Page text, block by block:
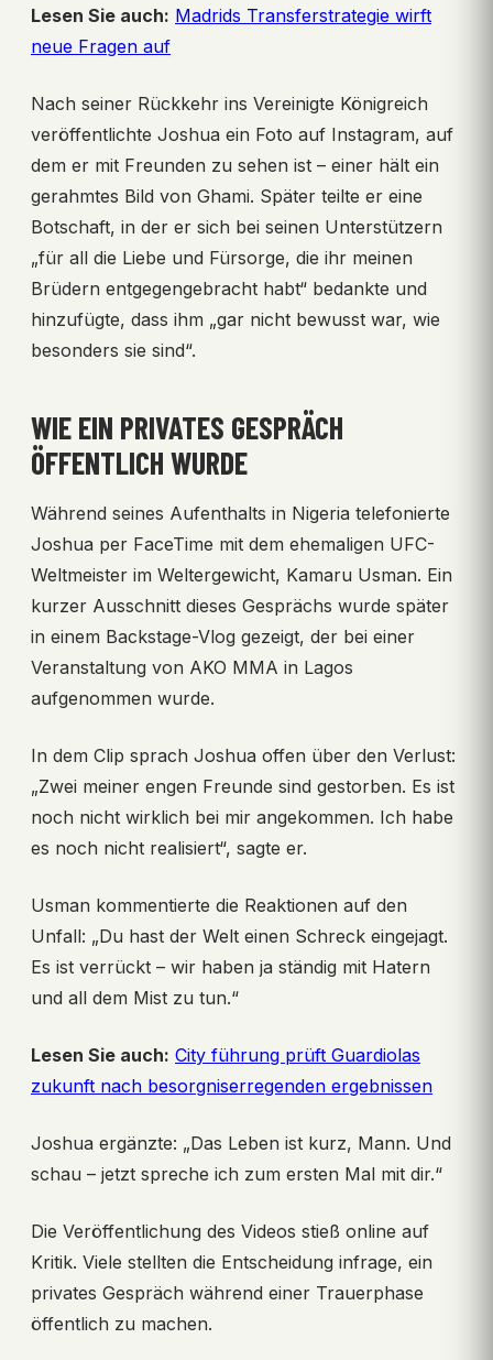
Lesen Sie auch: Madrids Transferstrategie wirft
neue Fragen auf
Nach seiner Rückkehr ins Vereinigte Königreich
veröffentlichte Joshua ein Foto auf Instagram, auf
dem er mit Freunden zu sehen ist – einer hält ein
gerahmtes Bild von Ghami. Später teilte er eine
Botschaft, in der er sich bei seinen Unterstützern
„für all die Liebe und Fürsorge, die ihr meinen
Brüdern entgegengebracht habt“ bedankte und
hinzufügte, dass ihm „gar nicht bewusst war, wie
besonders sie sind“.
WIE EIN PRIVATES GESPRÄCH
ÖFFENTLICH WURDE
Während seines Aufenthalts in Nigeria telefonierte
Joshua per FaceTime mit dem ehemaligen UFC-
Weltmeister im Weltergewicht, Kamaru Usman. Ein
kurzer Ausschnitt dieses Gesprächs wurde später
in einem Backstage-Vlog gezeigt, der bei einer
Veranstaltung von AKO MMA in Lagos
aufgenommen wurde.
In dem Clip sprach Joshua offen über den Verlust:
„Zwei meiner engen Freunde sind gestorben. Es ist
noch nicht wirklich bei mir angekommen. Ich habe
es noch nicht realisiert“, sagte er.
Usman kommentierte die Reaktionen auf den
Unfall: „Du hast der Welt einen Schreck eingejagt.
Es ist verrückt – wir haben ja ständig mit Hatern
und all dem Mist zu tun.“
Lesen Sie auch: City führung prüft Guardiolas
zukunft nach besorgniserregenden ergebnissen
Joshua ergänzte: „Das Leben ist kurz, Mann. Und
schau – jetzt spreche ich zum ersten Mal mit dir.“
Die Veröffentlichung des Videos stieß online auf
Kritik. Viele stellten die Entscheidung infrage, ein
privates Gespräch während einer Trauerphase
öffentlich zu machen.